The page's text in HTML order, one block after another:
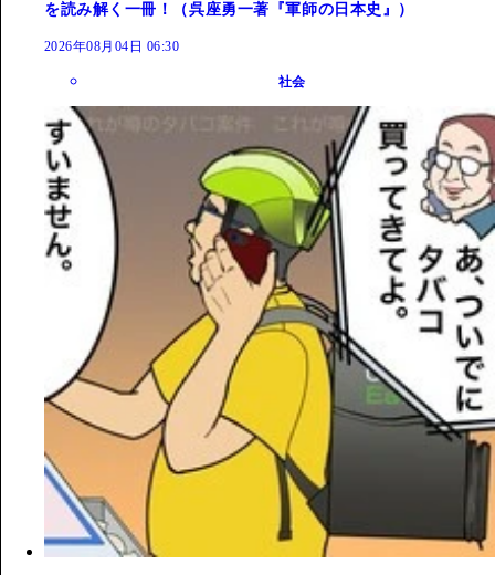
を読み解く一冊！（呉座勇一著『軍師の日本史』）
2026年08月04日 06:30
社会